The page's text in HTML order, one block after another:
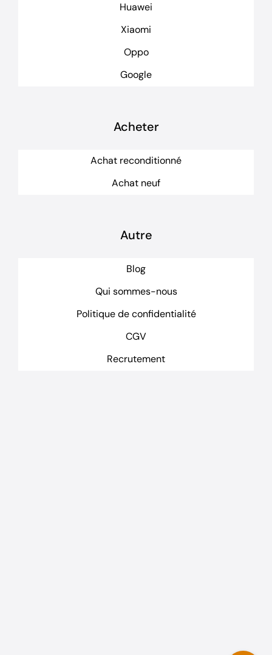
Huawei
Xiaomi
Oppo
Google
Acheter
Achat reconditionné
Achat neuf
Autre
Blog
Qui sommes-nous
Politique de confidentialité
CGV
Recrutement